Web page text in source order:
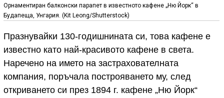
Орнаментиран балконски парапет в известното кафене „Ню Йорк“ в
Будапеща, Унгария. (Kit Leong/Shutterstock)
Празнувайки 130-годишнината си, това кафене е
известно като най-красивото кафене в света.
Наречено на името на застрахователната
компания, поръчала построяването му, след
откриването си през 1894 г. кафене „Ню Йорк“